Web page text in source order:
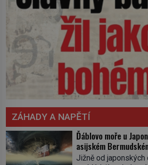
ZÁHADY A NAPĚTÍ
Ďáblovo moře u
asijském
ve spárech neznámé
Jižně od